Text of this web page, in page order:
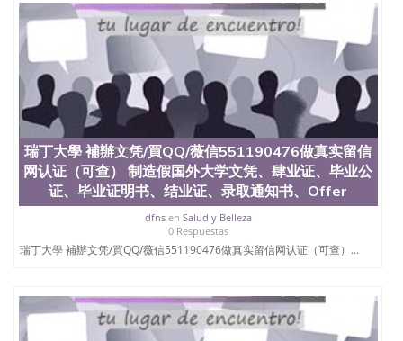
瑞丁大學 補辦文凭/買QQ/薇信551190476做真实留信
网认证（可查） 制造假国外大学文凭、肆业证、毕业公
证、毕业证明书、结业证、录取通知书、Offer
dfnsen Salud y Belleza
0 Respuestas
瑞丁大學 補辦文凭/買QQ/薇信551190476做真实留信网认证（可查）...